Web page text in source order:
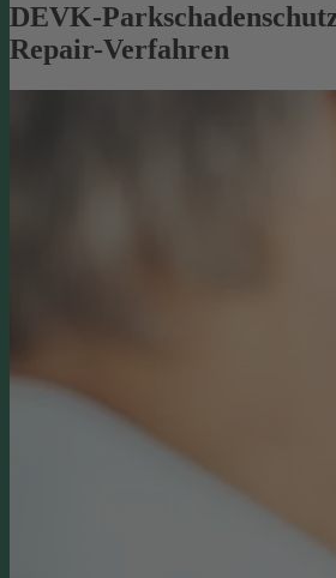
DEVK-
Repair-Verfahren